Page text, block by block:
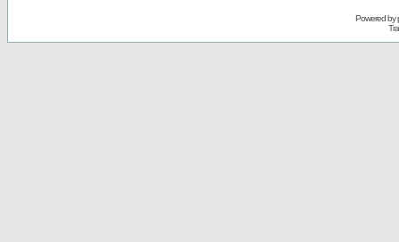
Powered by